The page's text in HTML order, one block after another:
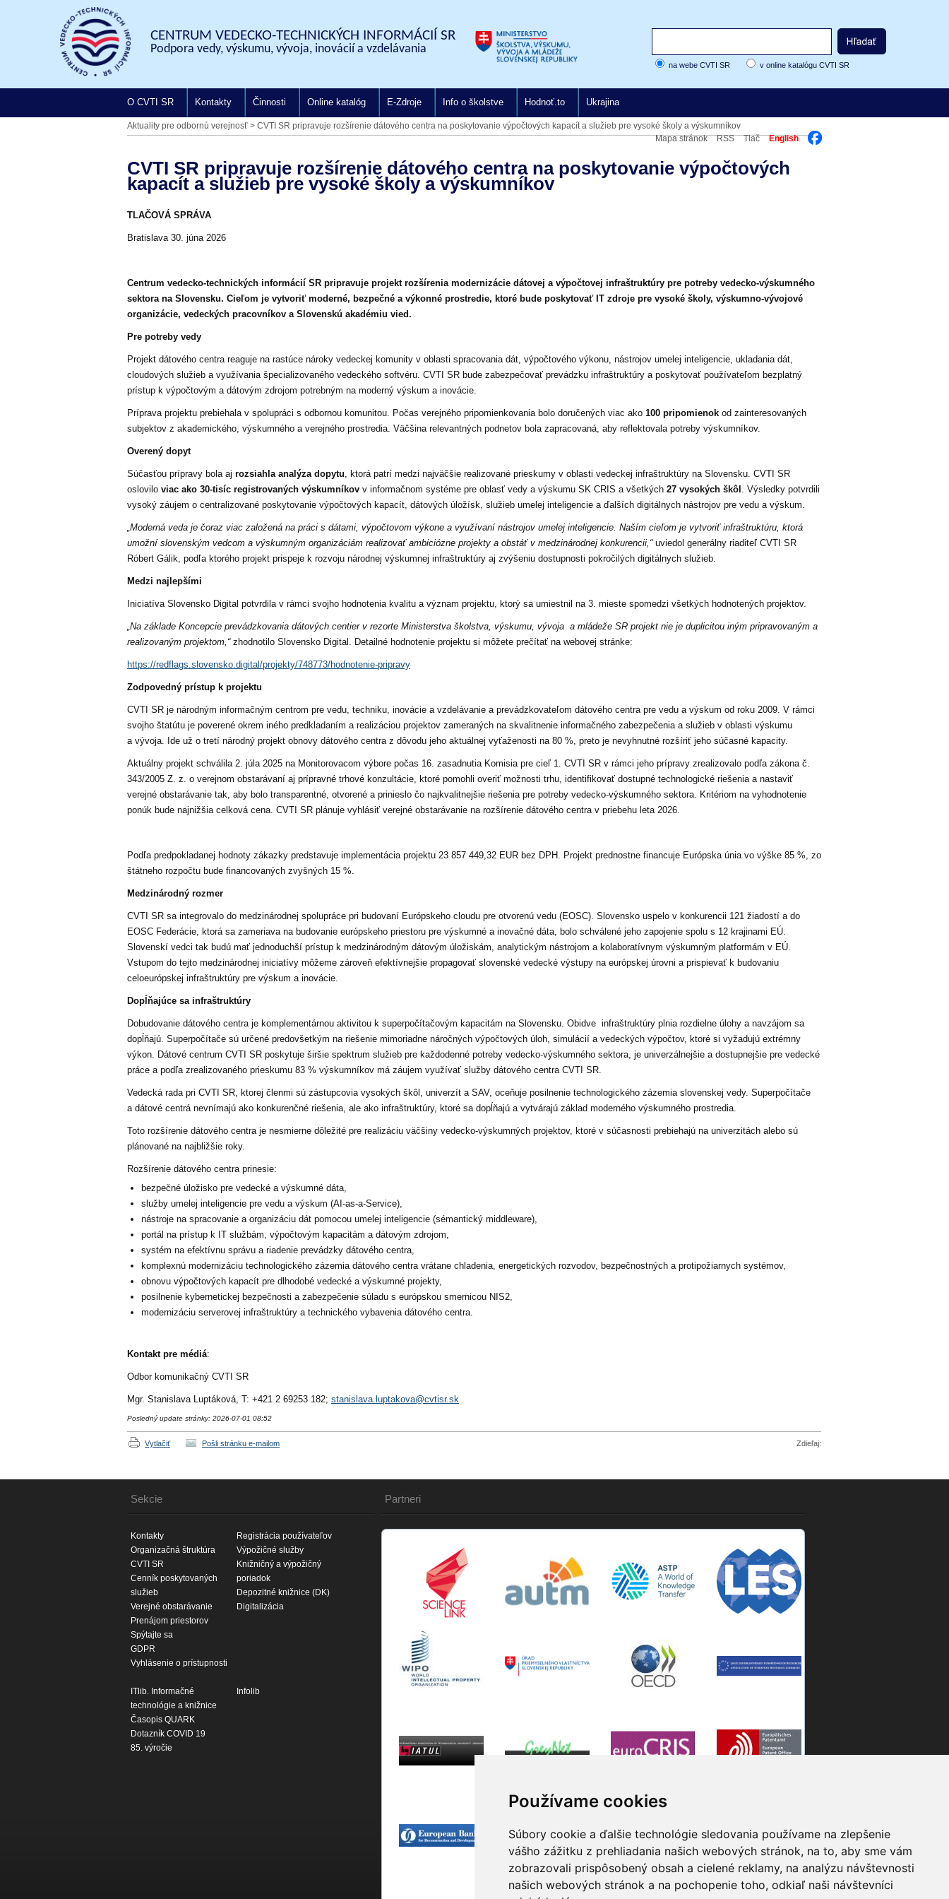
Používame cookies
Súbory cookie a ďalšie technológie sledovania používame na zlepšenie
vášho zážitku z prehliadania našich webových stránok, na to, aby sme vám
zobrazovali prispôsobený obsah a cielené reklamy, na analýzu návštevnosti
našich webových stránok a na pochopenie toho, odkiaľ naši návštevníci
CENTRUM VEDECKO-TECHNICKÝCH INFORMÁCIÍ SR
Podpora vedy, výskumu, vývoja, inovácií a vzdelávania
na webe CVTI SR v online katalógu CVTI SR
O CVTI SR Kontakty Činnosti Online katalóg E-Zdroje Info o školstve Hodnoť.to Ukrajina
Aktuality pre odbornú verejnosť > CVTI SR pripravuje rozšírenie dátového centra na poskytovanie výpočtových kapacít a služieb pre vysoké školy a výskumníkov
Mapa stránok
RSS Tlač English
CVTI SR pripravuje rozšírenie dátového centra na poskytovanie výpočtových
kapacít a služieb pre vysoké školy a výskumníkov
TLAČOVÁ SPRÁVA
Bratislava 30. júna 2026
Centrum vedecko-technických informácií SR pripravuje projekt rozšírenia modernizácie dátovej a výpočtovej infraštruktúry pre potreby vedecko‑výskumného
sektora na Slovensku. Cieľom je vytvoriť moderné, bezpečné a výkonné prostredie, ktoré bude poskytovať IT zdroje pre vysoké školy, výskumno-vývojové
organizácie, vedeckých pracovníkov a Slovenskú akadémiu vied.
Pre potreby vedy
Projekt dátového centra reaguje na rastúce nároky vedeckej komunity v oblasti spracovania dát, výpočtového výkonu, nástrojov umelej inteligencie, ukladania dát,
cloudových služieb a využívania špecializovaného vedeckého softvéru. CVTI SR bude zabezpečovať prevádzku infraštruktúry a poskytovať používateľom bezplatný
prístup k výpočtovým a dátovým zdrojom potrebným na moderný výskum a inovácie.
Príprava projektu prebiehala v spolupráci s odbornou komunitou. Počas verejného pripomienkovania bolo doručených viac ako 100 pripomienok od zainteresovaných
subjektov z akademického, výskumného a verejného prostredia. Väčšina relevantných podnetov bola zapracovaná, aby reflektovala potreby výskumníkov.
Overený dopyt
Súčasťou prípravy bola aj rozsiahla analýza dopytu, ktorá patrí medzi najväčšie realizované prieskumy v oblasti vedeckej infraštruktúry na Slovensku. CVTI SR
oslovilo viac ako 30-tisíc registrovaných výskumníkov v informačnom systéme pre oblasť vedy a výskumu SK CRIS a všetkých 27 vysokých škôl . Výsledky potvrdili
vysoký záujem o centralizované poskytovanie výpočtových kapacít, dátových úložísk, služieb umelej inteligencie a ďalších digitálnych nástrojov pre vedu a výskum.
„Moderná veda je čoraz viac založená na práci s dátami, výpočtovom výkone a využívaní nástrojov umelej inteligencie. Naším cieľom je vytvoriť infraštruktúru, ktorá
umožní slovenským vedcom a výskumným organizáciám realizovať ambiciózne projekty a obstáť v medzinárodnej konkurencii,“ uviedol generálny riaditeľ CVTI SR
Róbert Gálik, podľa ktorého projekt prispeje k rozvoju národnej výskumnej infraštruktúry aj zvýšeniu dostupnosti pokročilých digitálnych služieb.
Medzi najlepšími
Iniciatíva Slovensko Digital potvrdila v rámci svojho hodnotenia kvalitu a význam projektu, ktorý sa umiestnil na 3. mieste spomedzi všetkých hodnotených projektov.
„Na základe Koncepcie prevádzkovania dátových centier v rezorte Ministerstva školstva, výskumu, vývoja a mládeže SR projekt nie je duplicitou iným pripravovaným a
realizovaným projektom,“ zhodnotilo Slovensko Digital. Detailné hodnotenie projektu si môžete prečítať na webovej stránke:
https://redflags.slovensko.digital/projekty/748773/hodnotenie-pripravy
Zodpovedný prístup k projektu
CVTI SR je národným informačným centrom pre vedu, techniku, inovácie a vzdelávanie a prevádzkovateľom dátového centra pre vedu a výskum od roku 2009. V rámci
svojho štatútu je poverené okrem iného predkladaním a realizáciou projektov zameraných na skvalitnenie informačného zabezpečenia a služieb v oblasti výskumu
a vývoja. Ide už o tretí národný projekt obnovy dátového centra z dôvodu jeho aktuálnej vyťaženosti na 80 %, preto je nevyhnutné rozšíriť jeho súčasné kapacity.
Aktuálny projekt schválila 2. júla 2025 na Monitorovacom výbore počas 16. zasadnutia Komisia pre cieľ 1. CVTI SR v rámci jeho prípravy zrealizovalo podľa zákona č.
343/2005 Z. z. o verejnom obstarávaní aj prípravné trhové konzultácie, ktoré pomohli overiť možnosti trhu, identifikovať dostupné technologické riešenia a nastaviť
verejné obstarávanie tak, aby bolo transparentné, otvorené a prinieslo čo najkvalitnejšie riešenia pre potreby vedecko-výskumného sektora. Kritériom na vyhodnotenie
ponúk bude najnižšia celková cena. CVTI SR plánuje vyhlásiť verejné obstarávanie na rozšírenie dátového centra v priebehu leta 2026.
Podľa predpokladanej hodnoty zákazky predstavuje implementácia projektu 23 857 449,32 EUR bez DPH. Projekt prednostne financuje Európska únia vo výške 85 %, zo
štátneho rozpočtu bude financovaných zvyšných 15 %.
Medzinárodný rozmer
CVTI SR sa integrovalo do medzinárodnej spolupráce pri budovaní Európskeho cloudu pre otvorenú vedu (EOSC). Slovensko uspelo v konkurencii 121 žiadostí a do
EOSC Federácie, ktorá sa zameriava na budovanie európskeho priestoru pre výskumné a inovačné dáta, bolo schválené jeho zapojenie spolu s 12 krajinami EÚ.
Slovenskí vedci tak budú mať jednoduchší prístup k medzinárodným dátovým úložiskám, analytickým nástrojom a kolaboratívnym výskumným platformám v EÚ.
Vstupom do tejto medzinárodnej iniciatívy môžeme zároveň efektívnejšie propagovať slovenské vedecké výstupy na európskej úrovni a prispievať k budovaniu
celoeurópskej infraštruktúry pre výskum a inovácie.
Dopĺňajúce sa infraštruktúry
Dobudovanie dátového centra je komplementárnou aktivitou k superpočítačovým kapacitám na Slovensku. Obidve infraštruktúry plnia rozdielne úlohy a navzájom sa
dopĺňajú. Superpočítače sú určené predovšetkým na riešenie mimoriadne náročných výpočtových úloh, simulácií a vedeckých výpočtov, ktoré si vyžadujú extrémny
výkon. Dátové centrum CVTI SR poskytuje širšie spektrum služieb pre každodenné potreby vedecko-výskumného sektora, je univerzálnejšie a dostupnejšie pre vedecké
práce a podľa zrealizovaného prieskumu 83 % výskumníkov má záujem využívať služby dátového centra CVTI SR.
Vedecká rada pri CVTI SR, ktorej členmi sú zástupcovia vysokých škôl, univerzít a SAV, oceňuje posilnenie technologického zázemia slovenskej vedy. Superpočítače
a dátové centrá nevnímajú ako konkurenčné riešenia, ale ako infraštruktúry, ktoré sa dopĺňajú a vytvárajú základ moderného výskumného prostredia.
Toto rozšírenie dátového centra je nesmierne dôležité pre realizáciu väčšiny vedecko-výskumných projektov, ktoré v súčasnosti prebiehajú na univerzitách alebo sú
plánované na najbližšie roky.
Rozšírenie dátového centra prinesie:
bezpečné úložisko pre vedecké a výskumné dáta,
služby umelej inteligencie pre vedu a výskum (AI-as-a-Service),
nástroje na spracovanie a organizáciu dát pomocou umelej inteligencie (sémantický middleware),
portál na prístup k IT službám, výpočtovým kapacitám a dátovým zdrojom,
systém na efektívnu správu a riadenie prevádzky dátového centra,
komplexnú modernizáciu technologického zázemia dátového centra vrátane chladenia, energetických rozvodov, bezpečnostných a protipožiarnych systémov,
obnovu výpočtových kapacít pre dlhodobé vedecké a výskumné projekty,
posilnenie kybernetickej bezpečnosti a zabezpečenie súladu s európskou smernicou NIS2,
modernizáciu serverovej infraštruktúry a technického vybavenia dátového centra.
Kontakt pre médiá:
Odbor komunikačný CVTI SR
Mgr. Stanislava Luptáková, T: +421 2 69253 182; stanislava.luptakova@cvtisr.sk
Posledný update stránky: 2026-07-01 08:52
Vytlačiť Pošli stránku e-mailom Zdieľaj:
Sekcie
Kontakty
Organizačná štruktúra
CVTI SR
Cenník poskytovaných
služieb
Verejné obstarávanie
Prenájom priestorov
Spýtajte sa
GDPR
Vyhlásenie o prístupnosti
Registrácia používateľov
Výpožičné služby
Knižničný a výpožičný
poriadok
Depozitné knižnice (DK)
Digitalizácia
ITlib. Informačné
technológie a knižnice
Časopis QUARK
Dotazník COVID 19
85. výročie
Infolib
Partneri